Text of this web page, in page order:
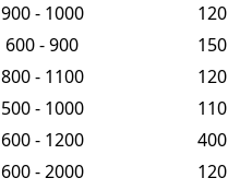
900 - 1000 120
600 - 900 150
800 - 1100 120
500 - 1000 110
600 - 1200 400
600 - 2000 120